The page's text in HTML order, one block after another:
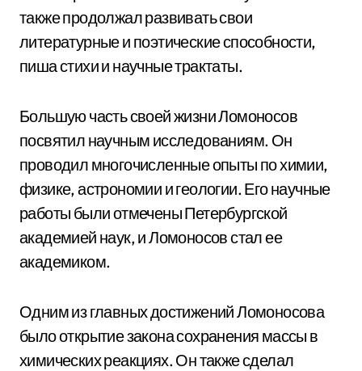
также продолжал развивать свои
литературные и поэтические способности,
пиша стихи и научные трактаты.
Большую часть своей жизни Ломоносов
посвятил научным исследованиям. Он
проводил многочисленные опыты по химии,
физике, астрономии и геологии. Его научные
работы были отмечены Петербургской
академией наук, и Ломоносов стал ее
академиком.
Одним из главных достижений Ломоносова
было открытие закона сохранения массы в
химических реакциях. Он также сделал